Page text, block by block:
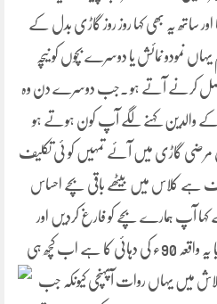
ساتھ یہ بھی کہا روز روز گاڑی بدل کے
نمودو نمائش یا دوسرے بچوں کو نیچہ
کرنے آتے ہو ۔جب دوسرے دن وہ
کے والدین کہنے لگے آپ کون ہوتے ہو
گاڑی میں آئے تمہیں کو ئی تکلیف
ہے کلاس میں بیٹھے باقی بچے احساس
آپ ہمارے بچے کو فارغ کردیں اور
یوں وہ بچہ ہمارے ادارے سے چلا گیا یہ واقعہ 90ء کی دہائی کا ہے اب کچھ ہی
میں یہاں روات آپہنچی کیونکہ جب